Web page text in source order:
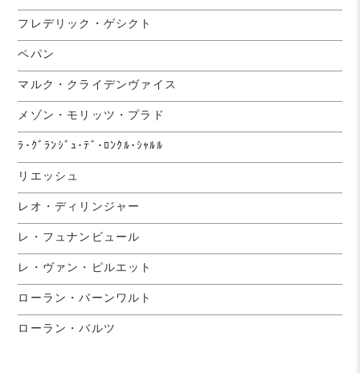
フレデリック・ゲシクト
ペパン
マルク・クライデンヴァイス
メゾン・モリッツ・プラド
ﾗ･ｸﾞﾗﾝｼﾞｭ･ﾃﾞ･ﾛﾝｸﾙ･ｼｬﾙﾙ
リエッシュ
レオ・ディリンジャー
レ・フュナンビュール
レ・ヴァン・ピルエット
ローラン・バーンワルト
ローラン・バルツ